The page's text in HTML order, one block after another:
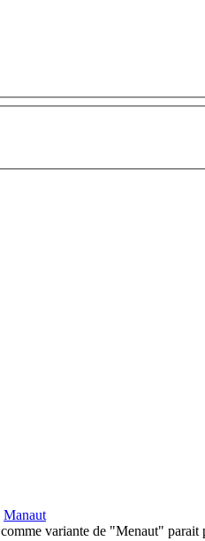
Manaut
variante de "Menaut"